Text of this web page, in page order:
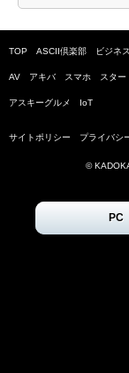
TOP ASCII倶楽部 ビジネス
AV アキバ スマホ スター
アスキーグルメ IoT
サイトポリシー プライバシ
©
PC